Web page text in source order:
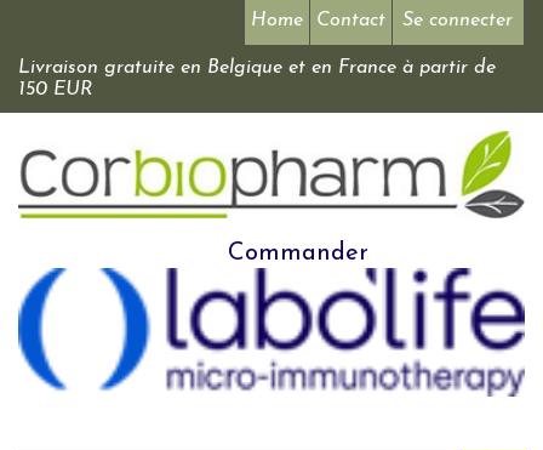
Se connecter
Home Contact
Livraison gratuite en Belgique et en France à partir de
150 EUR
Commander